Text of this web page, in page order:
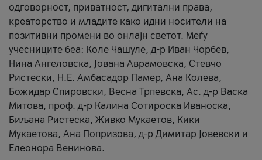
одговорност, приватност, дигитални права,
креаторство и младите како идни носители на
позитивни промени во онлајн светот. Меѓу
учесниците беа: Коле Чашуле, д-р Иван Чорбев,
Нина Ангеловска, Јована Аврамовска, Стевчо
Ристески, Н.Е. Амбасадор Памер, Ана Колева,
Божидар Спировски, Весна Трпевска, Ас. д-р Васка
Митова, проф. д-р Калина Сотироска Иваноска,
Биљана Ристеска, Живко Мукаетов, Кики
Мукаетова, Ана Попризова, д-р Димитар Јовевски и
Елеонора Венинова.